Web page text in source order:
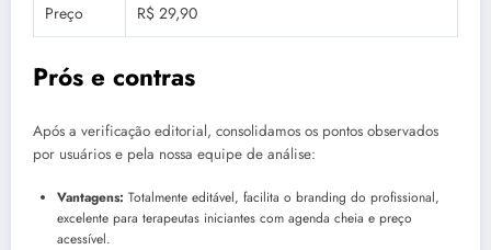
Preço R$ 29,90
Prós e contras
Após a verificação editorial, consolidamos os pontos observados
por usuários e pela nossa equipe de análise:
Vantagens: Totalmente editável, facilita o branding do profissional,
excelente para terapeutas iniciantes com agenda cheia e preço
acessível.